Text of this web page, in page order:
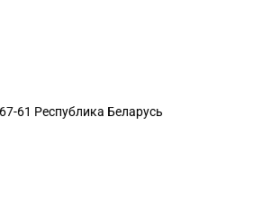
61 Республика Беларусь